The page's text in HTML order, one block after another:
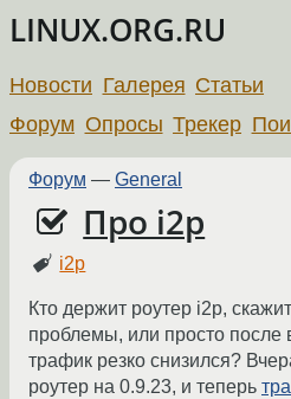
LINUX.ORG.RU
Новости Галерея Статьи
Форум Опросы Трекер
Форум — General
Про i2p
i2p
Кто держит роутер i2p,
проблемы, или просто после
трафик резко снизился?
роутер на 0.9.23, и теперь